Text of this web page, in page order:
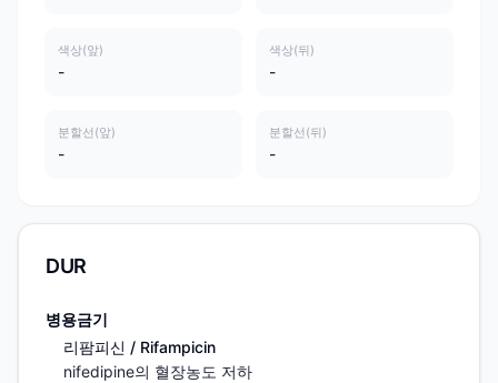
색상(앞)
-
색상(뒤)
-
분할선(앞)
-
분할선(뒤)
-
DUR
병용금기
리팜피신 / Rifampicin
nifedipine의 혈장농도 저하